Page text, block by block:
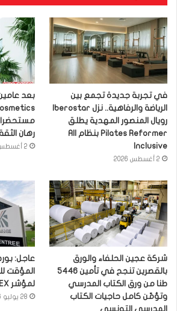
في تجربة جديدة تجمع بين
رويال المنصور المهدية يطلق
Pilates Reformer بنظام All
Inclusive
2 أغسطس 2026
رهان
2 أغسطس 2026
شركة عجين الحلفاء والورق
بالقصرين تنجح في تأمين 5446
طنا من ورق الكتاب المدرسي
وتؤمّن كامل حاجيات الكتاب
المدرسي التونسي
عاجل:
المؤقت
لمؤشر TUNINDEX تجاوز3%
28 يوليو 2026